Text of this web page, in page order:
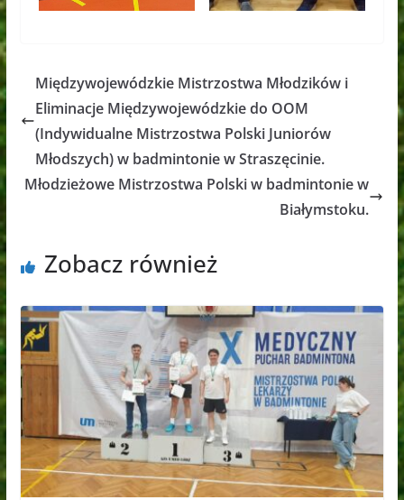
Międzywojewódzkie Mistrzostwa Młodzików i
Eliminacje Międzywojewódzkie do OOM
(Indywidualne Mistrzostwa Polski Juniorów
Młodszych) w badmintonie w Straszęcinie.
Młodzieżowe Mistrzostwa Polski w badmintonie w
Białymstoku.
Zobacz również